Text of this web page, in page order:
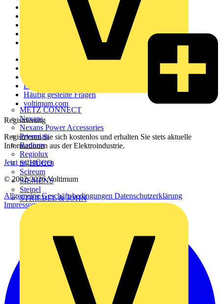
METZ CONNECT
Nexans
Nexans Power Accessories
Prysmian
Radium
Regiolux
SCHÜCO
Scireum
SIEMENS
Steinel
STRIEBEL & JOHN
Downloadbereich (PDFs)
Häufig gestellte Fragen
voltimum.com
Registrierung
Registrieren Sie sich kostenlos und erhalten Sie stets aktuelle
Informationen aus der Elektroindustrie.
Jetzt registrieren
© 2002-2026Voltimum
Allgemeine Geschäftsbedingungen Datenschutzerklärung
Impressum